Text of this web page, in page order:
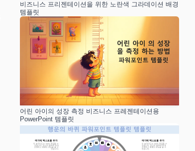
비즈니스 프리젠테이션을 위한 노란색 그라데이션 배경
템플릿
어린 아이의 성장 측정 비즈니스 프레젠테이션용
PowerPoint 템플릿